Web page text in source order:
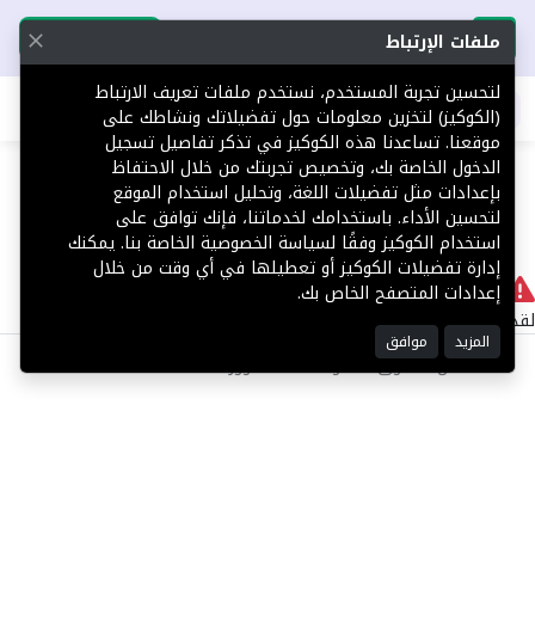
تحميل التطبيق تحميل التطبيق
اطلب عقارك
404 لا يوجد
لقد حدث خطأ داخلي أثناء معالجة طلبك.
©2025 كل الحقوق محفوظة منصة توور
ملفات الإرتباط
لتحسين تجربة المستخدم، نستخدم ملفات تعريف الارتباط
(الكوكيز) لتخزين معلومات حول تفضيلاتك ونشاطك على
موقعنا. تساعدنا هذه الكوكيز في تذكر تفاصيل تسجيل
الدخول الخاصة بك، وتخصيص تجربتك من خلال الاحتفاظ
بإعدادات مثل تفضيلات اللغة، وتحليل استخدام الموقع
لتحسين الأداء. باستخدامك لخدماتنا، فإنك توافق على
استخدام الكوكيز وفقًا لسياسة الخصوصية الخاصة بنا. يمكنك
إدارة تفضيلات الكوكيز أو تعطيلها في أي وقت من خلال
إعدادات المتصفح الخاص بك.
المزيد موافق